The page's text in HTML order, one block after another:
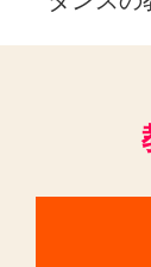
スト
ロッ
パン
ソウ
チア